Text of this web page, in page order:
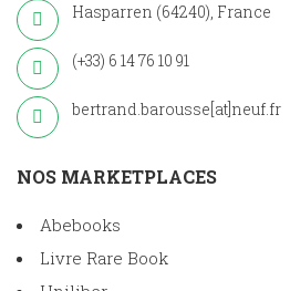
Hasparren (64240), France
(+33) 6 14 76 10 91
bertrand.barousse[at]neuf.fr
NOS MARKETPLACES
Abebooks
Livre Rare Book